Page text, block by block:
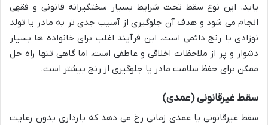
یابد. این نوع سقط تحت شرایط بسیار سختگیرانه قانونی و فقهی
انجام می شود و هدف آن جلوگیری از آسیب جدی تر به مادر یا تولد
نوزادی با رنج دائمی است. این فرآیند اغلب برای خانواده ها بسیار
دشوار و پر از ملاحظات اخلاقی و عاطفی است، اما گاهی تنها راه حل
ممکن برای حفظ سلامت مادر یا جلوگیری از رنج بیشتر است.
سقط غیرقانونی (عمدی)
سقط غیرقانونی یا عمدی زمانی رخ می دهد که بارداری بدون رعایت